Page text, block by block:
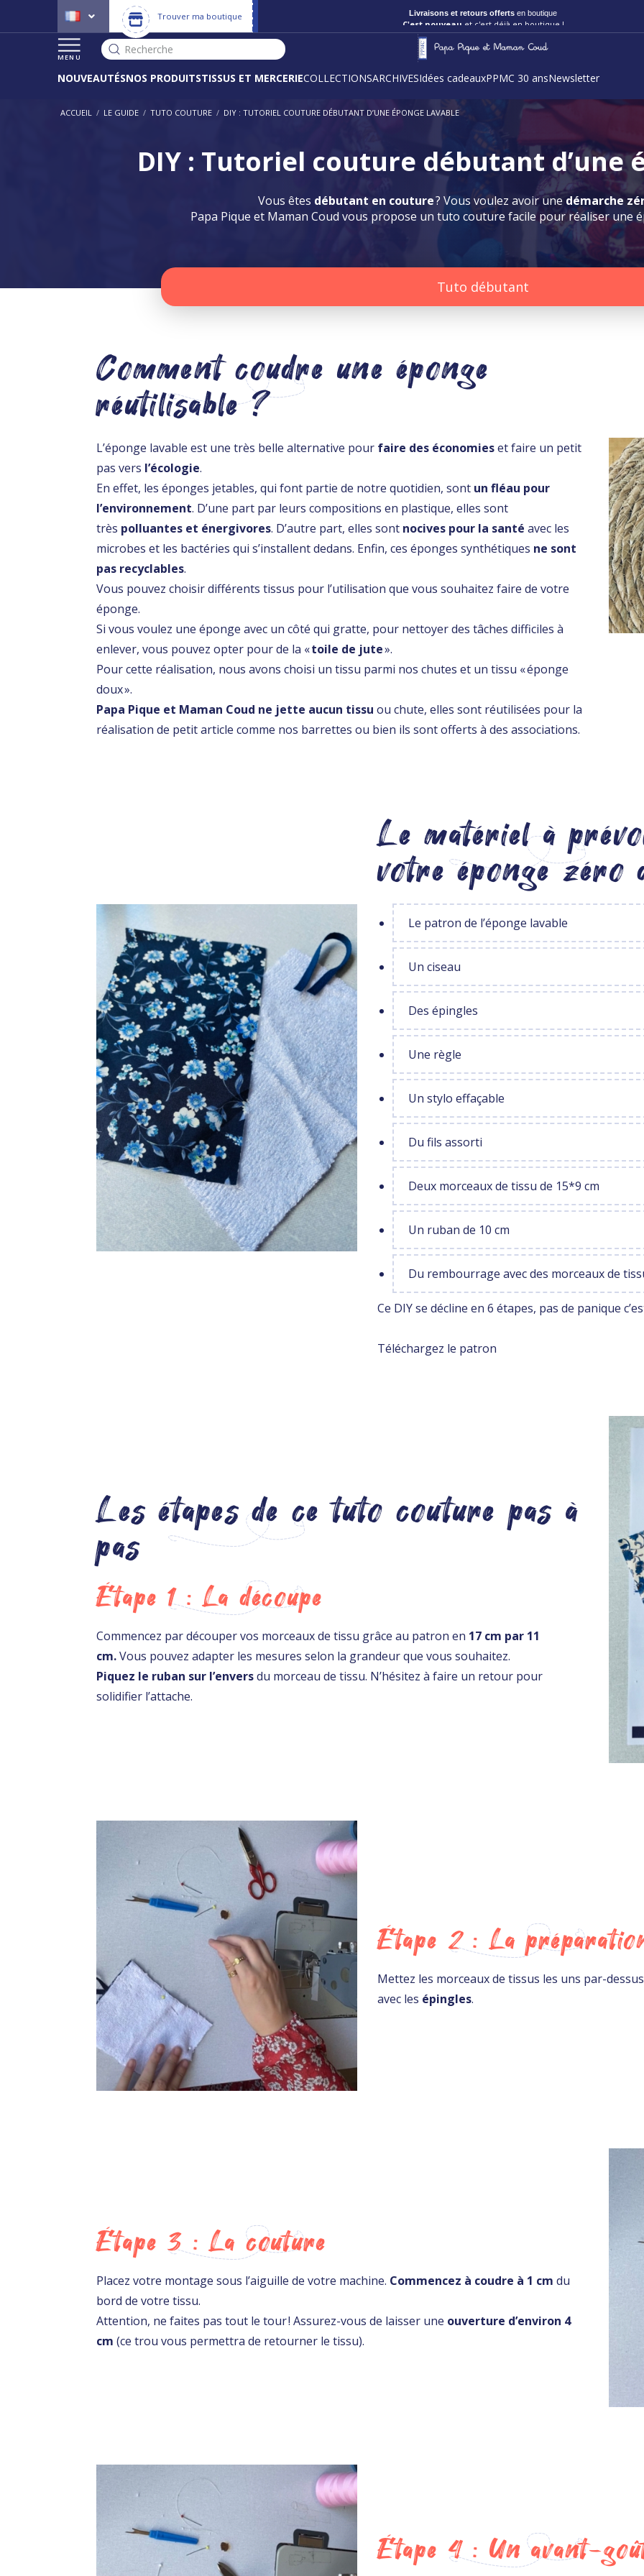
Trouver ma boutique
MENU
Recherche
NOUVEAUTÉSNOS PRODUITSTISSUS ET MERCERIECOLLECTIONSARCHIVESIdées cadeauxPPMC 30 ansNewsletter
ACCUEIL / LE GUIDE / TUTO COUTURE / DIY : TUTORIEL COUTURE DÉBUTANT D’UNE ÉPONGE LAVABLE
DIY : Tutoriel couture débutant d’une
Vous êtes débutant en couture? Vous voulez avoir une démarche
Papa Pique et Maman Coud vous propose un tuto couture facile pour réaliser une
Tuto débutant
Comment coudre une éponge
réutilisable ?
L’éponge lavable est une très belle alternative pour faire des économieset faire un petit
pas vers l’écologie.
En effet, les éponges jetables, qui font partie de notre quotidien, sont un fléau pour
l’environnement. D’une part par leurs compositions en plastique, elles sont
très polluantes et énergivores. D’autre part, elles sont nocives pour la santé avec les
microbes et les bactéries qui s’installent dedans. Enfin, ces éponges synthétiques ne sont
pas recyclables.
Vous pouvez choisir différents tissus pour l’utilisation que vous souhaitez faire de votre
éponge.
Si vous voulez une éponge avec un côté qui gratte, pour nettoyer des tâches difficiles à
enlever, vous pouvez opter pour de la «toile de jute».
Pour cette réalisation, nous avons choisi un tissu parmi nos chutes et un tissu « éponge
doux ».
Papa Pique et Maman Coud ne jette aucun tissu ou chute, elles sont réutilisées pour la
réalisation de petit article comme nos barrettes ou bien ils sont offerts à des associations.
Le matériel à
votre éponge zéro
Le patron de l’éponge lavable
Un ciseau
Des épingles
Une règle
Un stylo effaçable
Du fils assorti
Deux morceaux de tissu de 15*9 cm
Un ruban de 10 cm
Du rembourrage avec des morceaux de
Ce DIY se décline en 6 étapes, pas de panique
Téléchargez le patron
Les étapes de ce tuto couture pas à
pas
Étape 1 : La découpe
Commencez par découper vos morceaux de tissu grâce au patron en 17 cm par 11
cm.Vous pouvez adapter les mesures selon la grandeur que vous souhaitez.
Piquez le ruban sur l’enversdu morceau de tissu. N’hésitez à faire un retour pour
solidifier l’attache.
Étape 2 : La
Mettez les morceaux de tissus les uns par-
avec les épingles.
Étape 3 : La couture
Placez votre montage sous l’aiguille de votre machine. Commencez à coudre à 1 cm du
bord de votre tissu.
Attention, ne faites pas tout le tour ! Assurez-vous de laisser une ouverture d’environ 4
cm (ce trou vous permettra de retourner le tissu).
Étape 4 : Un avant-